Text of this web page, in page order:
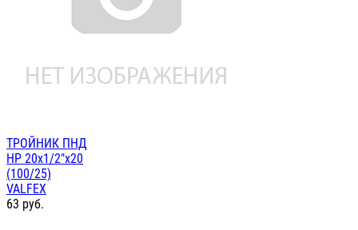
ТРОЙНИК ПНД
НР 20х1/2"х20
(100/25)
VALFEX
63 руб.